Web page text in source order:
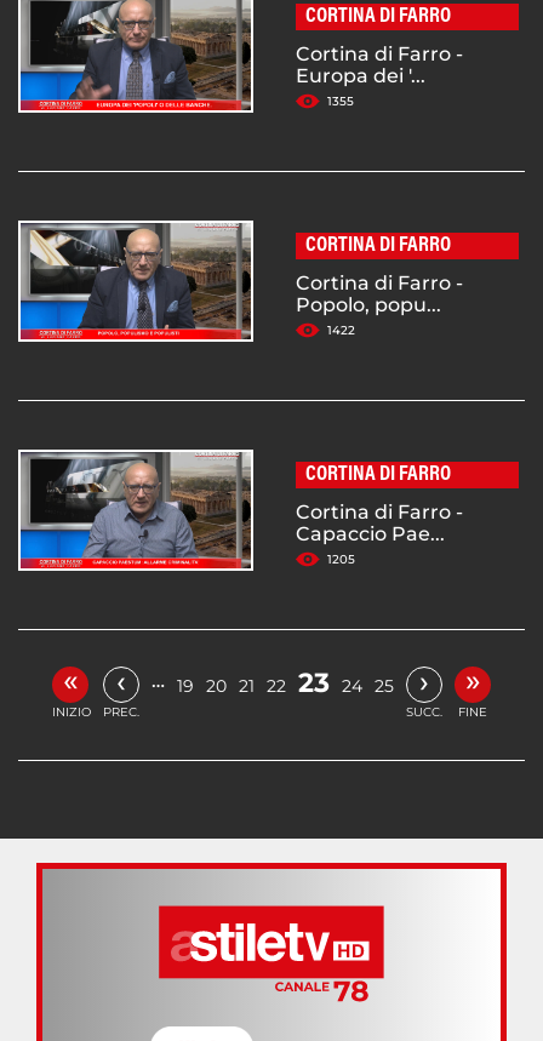
CORTINA DI FARRO
Cortina di Farro -
Europa dei '...
1355
CORTINA DI FARRO
Cortina di Farro -
Popolo, popu...
1422
CORTINA DI FARRO
Cortina di Farro -
Capaccio Pae...
1205
«
INIZIO
‹
PREC.
… 19 20 21 22 23 24 25 ›
SUCC.
»
FINE